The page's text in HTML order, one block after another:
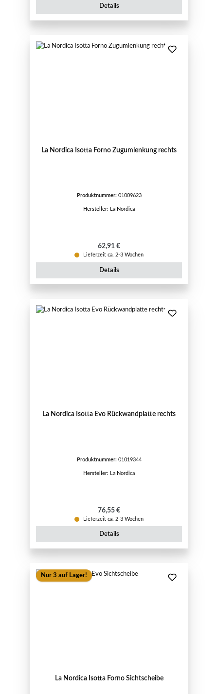
Details
La Nordica Isotta Forno Zugumlenkung rechts
Produktnummer: 01009623
Hersteller: La Nordica
Regulärer Preis:
62,91 €
Lieferzeit ca. 2-3 Wochen
Details
La Nordica Isotta Evo Rückwandplatte rechts
Produktnummer: 01019344
Hersteller: La Nordica
Regulärer Preis:
76,55 €
Lieferzeit ca. 2-3 Wochen
Details
Nur 3 auf Lager!
La Nordica Isotta Forno Sichtscheibe